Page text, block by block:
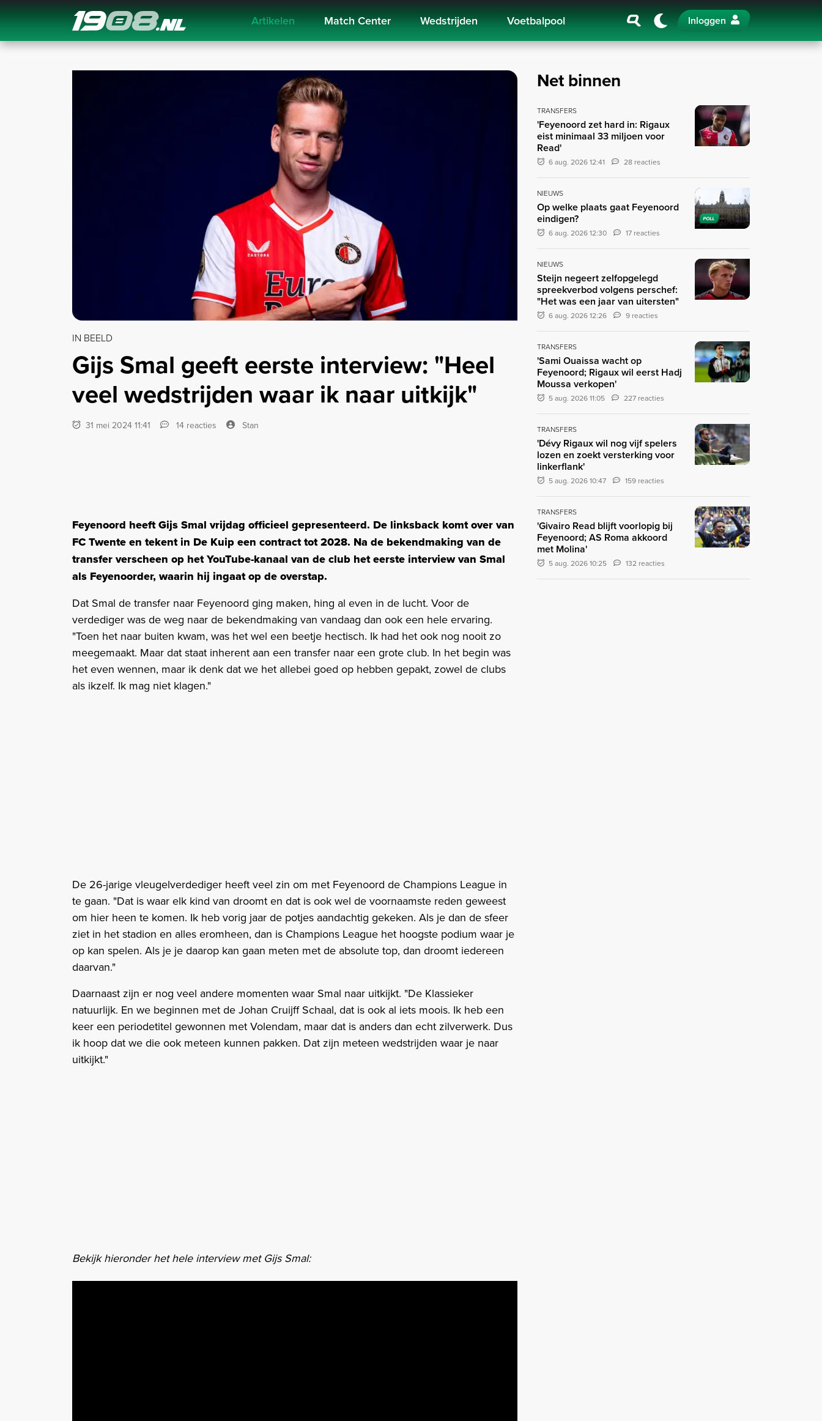
Navigation Artikelen Match Center Wedstrijden Voetbalpool Inloggen
IN BEELD
Gijs Smal geeft eerste interview: "Heel
veel wedstrijden waar ik naar uitkijk"
31 mei 2024 11:41 14 reacties Stan
Feyenoord heeft Gijs Smal vrijdag officieel gepresenteerd. De linksback komt over van
FC Twente en tekent in De Kuip een contract tot 2028. Na de bekendmaking van de
transfer verscheen op het YouTube-kanaal van de club het eerste interview van Smal
als Feyenoorder, waarin hij ingaat op de overstap.
Dat Smal de transfer naar Feyenoord ging maken, hing al even in de lucht. Voor de
verdediger was de weg naar de bekendmaking van vandaag dan ook een hele ervaring.
"Toen het naar buiten kwam, was het wel een beetje hectisch. Ik had het ook nog nooit zo
meegemaakt. Maar dat staat inherent aan een transfer naar een grote club. In het begin was
het even wennen, maar ik denk dat we het allebei goed op hebben gepakt, zowel de clubs
als ikzelf. Ik mag niet klagen."
De 26-jarige vleugelverdediger heeft veel zin om met Feyenoord de Champions League in
te gaan. "Dat is waar elk kind van droomt en dat is ook wel de voornaamste reden geweest
om hier heen te komen. Ik heb vorig jaar de potjes aandachtig gekeken. Als je dan de sfeer
ziet in het stadion en alles eromheen, dan is Champions League het hoogste podium waar je
op kan spelen. Als je je daarop kan gaan meten met de absolute top, dan droomt iedereen
daarvan."
Daarnaast zijn er nog veel andere momenten waar Smal naar uitkijkt. "De Klassieker
natuurlijk. En we beginnen met de Johan Cruijff Schaal, dat is ook al iets moois. Ik heb een
keer een periodetitel gewonnen met Volendam, maar dat is anders dan echt zilverwerk. Dus
ik hoop dat we die ook meteen kunnen pakken. Dat zijn meteen wedstrijden waar je naar
uitkijkt."
Bekijk hieronder het hele interview met Gijs Smal:
Net binnen
TRANSFERS
'Feyenoord zet hard in: Rigaux
eist minimaal 33 miljoen voor
Read'
6 aug. 2026 12:41 28 reacties
POLL
NIEUWS
Op welke plaats gaat Feyenoord
eindigen?
6 aug. 2026 12:30 17 reacties
NIEUWS
Steijn negeert zelfopgelegd
spreekverbod volgens perschef:
"Het was een jaar van uitersten"
6 aug. 2026 12:26 9 reacties
TRANSFERS
'Sami Ouaissa wacht op
Feyenoord; Rigaux wil eerst Hadj
Moussa verkopen'
5 aug. 2026 11:05 227 reacties
TRANSFERS
'Dévy Rigaux wil nog vijf spelers
lozen en zoekt versterking voor
linkerflank'
5 aug. 2026 10:47 159 reacties
TRANSFERS
'Givairo Read blijft voorlopig bij
Feyenoord; AS Roma akkoord
met Molina'
5 aug. 2026 10:25 132 reacties